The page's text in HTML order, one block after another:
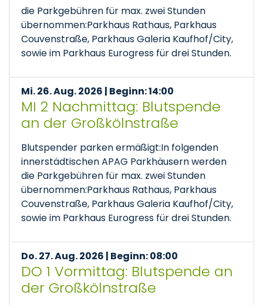
die Parkgebühren für max. zwei Stunden
übernommen:Parkhaus Rathaus, Parkhaus
Couvenstraße, Parkhaus Galeria Kaufhof/City,
sowie im Parkhaus Eurogress für drei Stunden.
Mi. 26. Aug. 2026 | Beginn: 14:00
MI 2 Nachmittag: Blutspende
an der Großkölnstraße
Blutspender parken ermäßigt:In folgenden
innerstädtischen APAG Parkhäusern werden
die Parkgebühren für max. zwei Stunden
übernommen:Parkhaus Rathaus, Parkhaus
Couvenstraße, Parkhaus Galeria Kaufhof/City,
sowie im Parkhaus Eurogress für drei Stunden.
Do. 27. Aug. 2026 | Beginn: 08:00
DO 1 Vormittag: Blutspende an
der Großkölnstraße